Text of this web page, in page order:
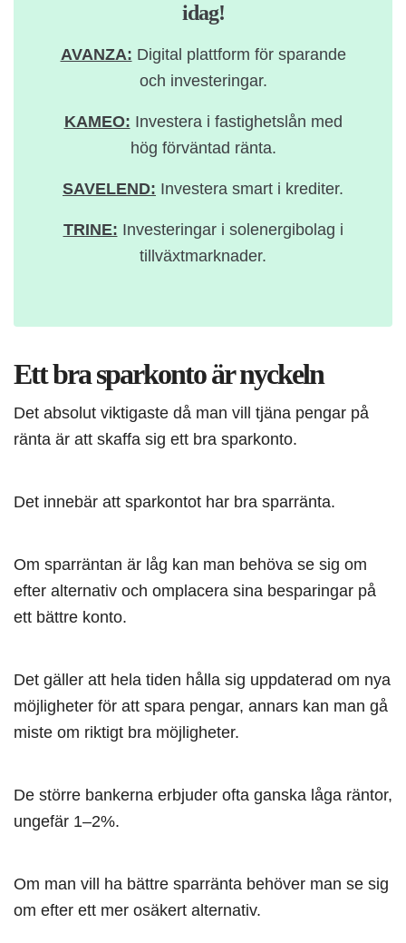
idag!
AVANZA: Digital plattform för sparande
och investeringar.
KAMEO: Investera i fastighetslån med
hög förväntad ränta.
SAVELEND: Investera smart i krediter.
TRINE: Investeringar i solenergibolag i
tillväxtmarknader.
Ett bra sparkonto är nyckeln
Det absolut viktigaste då man vill tjäna pengar på
ränta är att skaffa sig ett bra sparkonto.
Det innebär att sparkontot har bra sparränta.
Om sparräntan är låg kan man behöva se sig om
efter alternativ och omplacera sina besparingar på
ett bättre konto.
Det gäller att hela tiden hålla sig uppdaterad om nya
möjligheter för att spara pengar, annars kan man gå
miste om riktigt bra möjligheter.
De större bankerna erbjuder ofta ganska låga räntor,
ungefär 1–2%.
Om man vill ha bättre sparränta behöver man se sig
om efter ett mer osäkert alternativ.